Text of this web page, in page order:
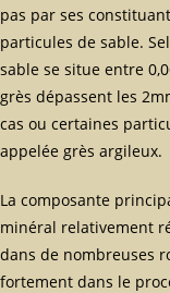
pas par ses
particules de sable.
sable se situe entre
grès dépassent les
cas ou certaines
appelée grès argileux.
La composante
minéral relativement
dans de nombreuses
fortement dans le